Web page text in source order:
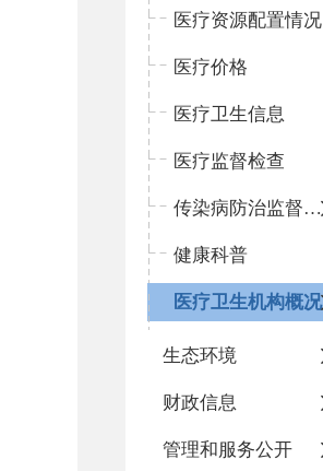
医疗资源配置情况
医疗价格
医疗卫生信息
医疗监督检查
传染病防治监督检查
健康科普
医疗卫生机构概况
生态环境
财政信息
管理和服务公开